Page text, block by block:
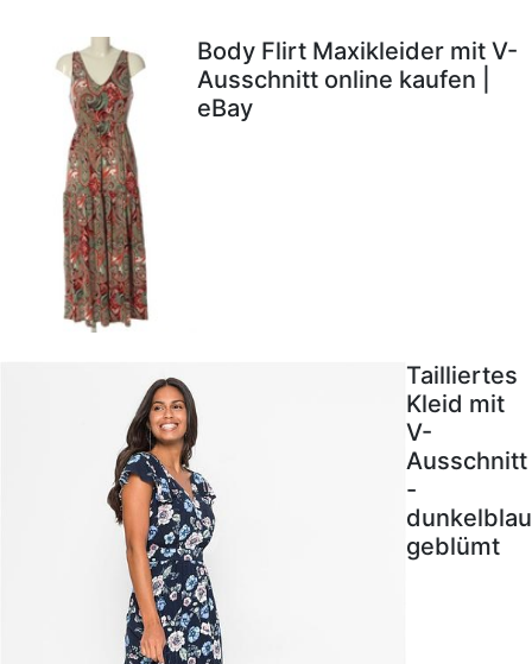
Body Flirt Maxikleider mit V-
Ausschnitt online kaufen |
eBay
Tailliertes
Kleid mit
V-
Ausschnitt
-
dunkelblau
geblümt